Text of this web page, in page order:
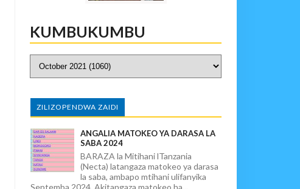
KUMBUKUMBU
ZILIZOPENDWA ZAIDI
ANGALIA MATOKEO YA DARASA LA
SABA 2024
BARAZA la Mitihani lTanzania
(Necta) latangaza matokeo ya darasa
la saba, ambapo mtihani ulifanyika
Septemba 2024. Akitangaza matokeo ha...